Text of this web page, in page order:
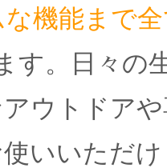
機能まで
す。日々の
ウトドア
いいただ